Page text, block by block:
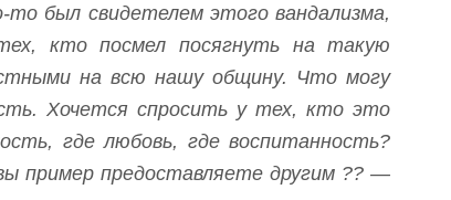
был свидетелем этого вандализма,
кто посмел посягнуть на такую
на всю нашу общину. Что могу
Хочется спросить у тех, кто это
где любовь, где воспитанность?
пример предоставляете другим ?? —